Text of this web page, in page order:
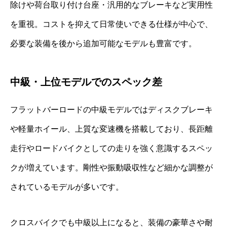
除けや荷台取り付け台座・汎用的なブレーキなど実用性
を重視。コストを抑えて日常使いできる仕様が中心で、
必要な装備を後から追加可能なモデルも豊富です。
中級・上位モデルでのスペック差
フラットバーロードの中級モデルではディスクブレーキ
や軽量ホイール、上質な変速機を搭載しており、長距離
走行やロードバイクとしての走りを強く意識するスペッ
クが増えています。剛性や振動吸収性など細かな調整が
されているモデルが多いです。
クロスバイクでも中級以上になると、装備の豪華さや耐